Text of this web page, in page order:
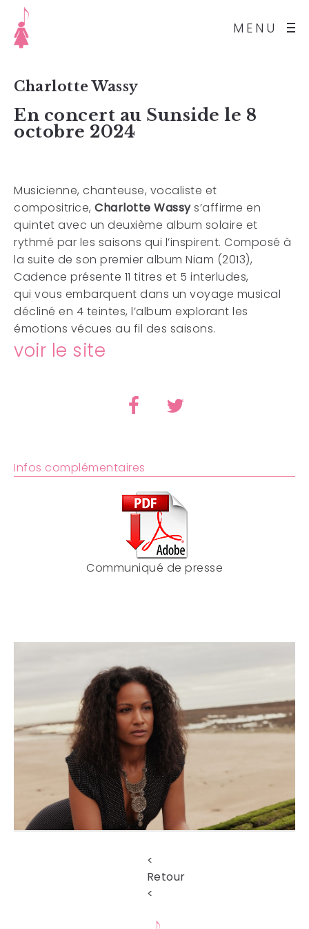
MENU
Charlotte Wassy
En concert au Sunside le 8
octobre 2024
Musicienne, chanteuse, vocaliste et
compositrice, Charlotte Wassys’affirme en
quintet avec un deuxième album solaire et
rythmé par les saisons qui l’inspirent. Composé à
la suite de son premier album Niam (2013),
Cadence présente 11 titres et 5 interludes,
qui vous embarquent dans un voyage musical
décliné en 4 teintes, l’album explorant les
émotions vécues au fil des saisons.
voir le site
Infos complémentaires
Communiqué de presse
<
Retour
<